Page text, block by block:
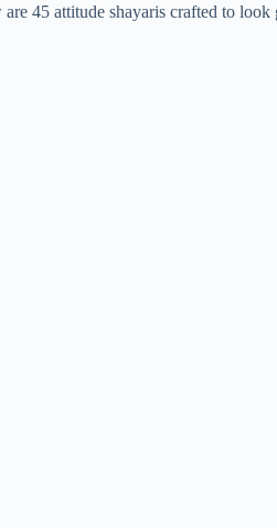
45 attitude shayaris crafted to